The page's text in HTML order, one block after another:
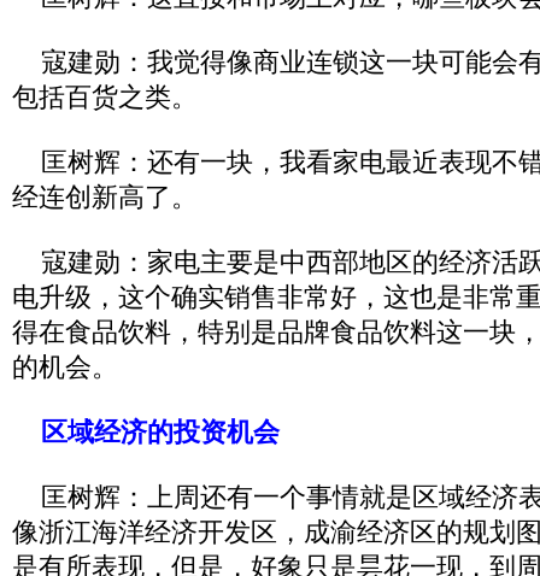
寇建勋：我觉得像商业连锁这一块可能会
包括百货之类。
匡树辉：还有一块，我看家电最近表现不
经连创新高了。
寇建勋：家电主要是中西部地区的经济活
电升级，这个确实销售非常好，这也是非常
得在食品饮料，特别是品牌食品饮料这一块
的机会。
区域经济的投资机会
匡树辉：上周还有一个事情就是区域经济
像浙江海洋经济开发区，成渝经济区的规划
是有所表现，但是，好象只是昙花一现，到